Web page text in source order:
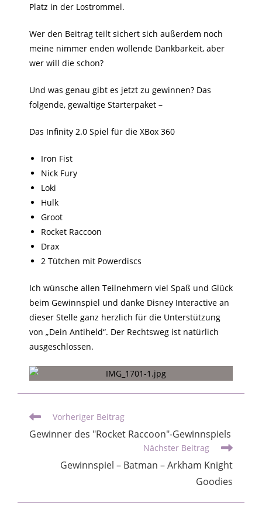
Platz in der Lostrommel.
Wer den Beitrag teilt sichert sich außerdem noch
meine nimmer enden wollende Dankbarkeit, aber
wer will die schon?
Und was genau gibt es jetzt zu gewinnen? Das
folgende, gewaltige Starterpaket –
Das Infinity 2.0 Spiel für die XBox 360
Iron Fist
Nick Fury
Loki
Hulk
Groot
Rocket Raccoon
Drax
2 Tütchen mit Powerdiscs
Ich wünsche allen Teilnehmern viel Spaß und Glück
beim Gewinnspiel und danke Disney Interactive an
dieser Stelle ganz herzlich für die Unterstützung
von „Dein Antiheld“. Der Rechtsweg ist natürlich
ausgeschlossen.
Vorheriger Beitrag
Gewinner des "Rocket Raccoon"-Gewinnspiels
Nächster Beitrag
Gewinnspiel – Batman – Arkham Knight
Goodies